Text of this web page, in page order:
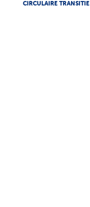
CIRCULAIRE TRANSITIE